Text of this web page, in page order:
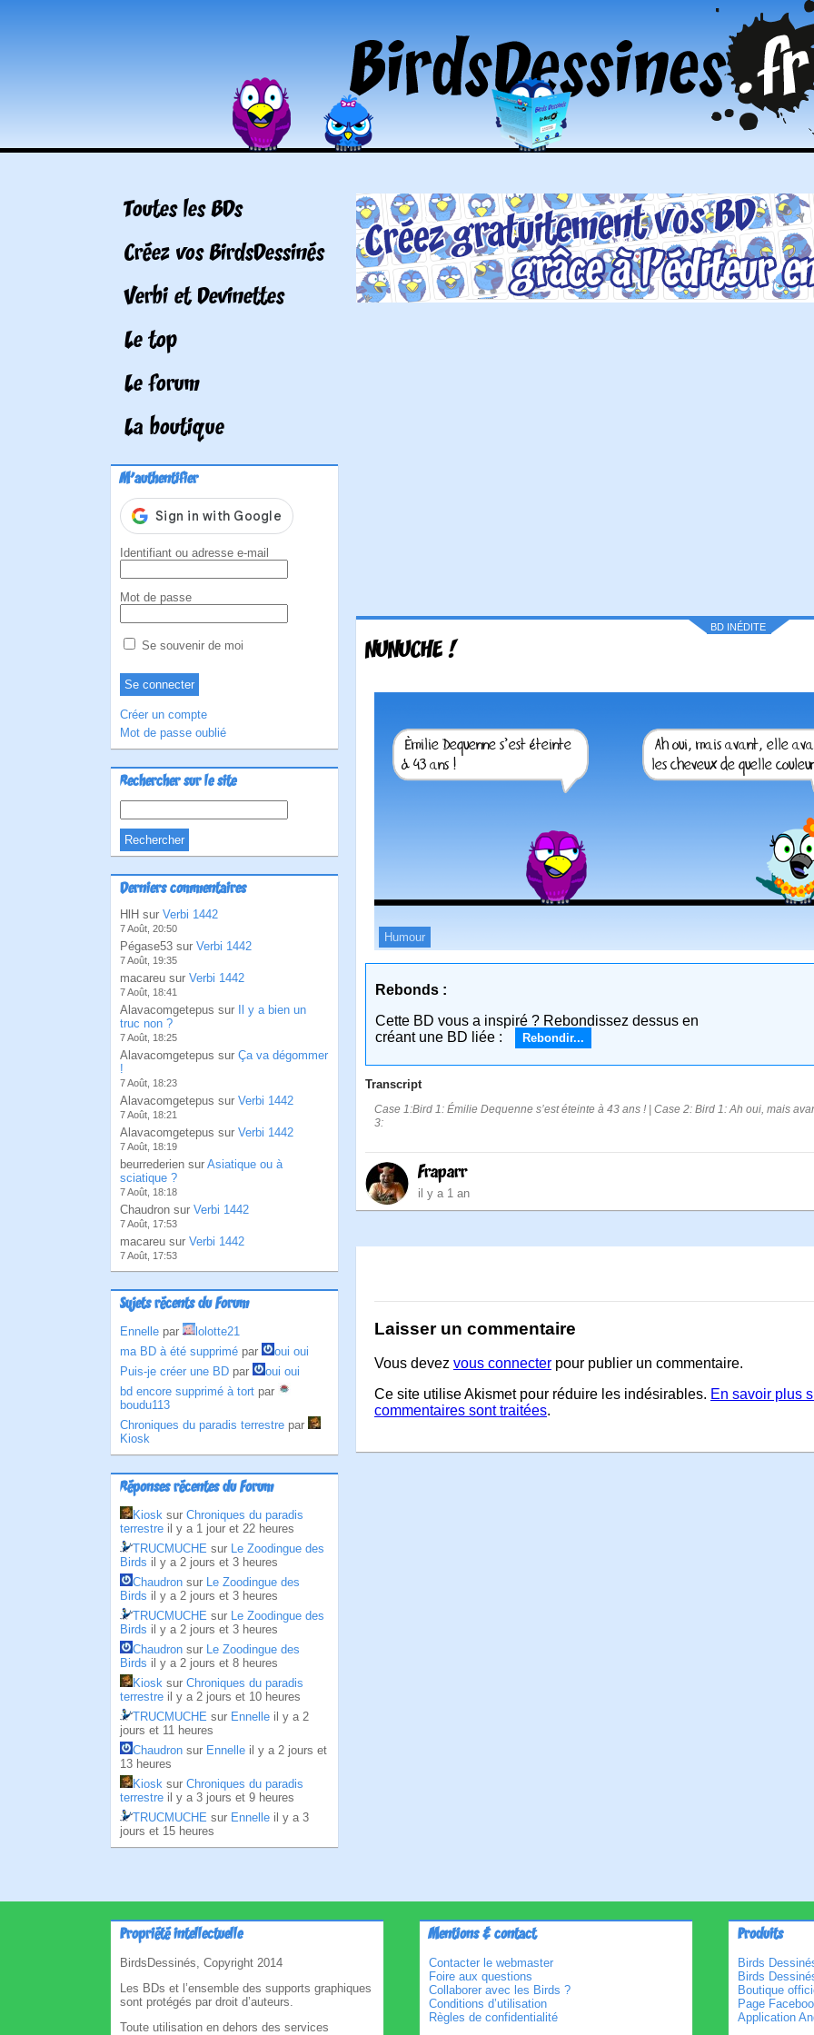
Toutes les BDs
Créez vos BirdsDessinés
Verbi et Devinettes
Le top
Le forum
La boutique
M'authentifier
Identifiant ou adresse e-mail
Mot de passe
Se souvenir de moi
Créer un compte
Mot de passe oublié
Rechercher sur le site
Derniers commentaires
HlH sur Verbi 1442
7 Août, 20:50
Pégase53 sur Verbi 1442
7 Août, 19:35
macareu sur Verbi 1442
7 Août, 18:41
Alavacomgetepus sur
Il y a bien un
truc non ?
7 Août, 18:25
Alavacomgetepus sur Ça va dégommer
!
7 Août, 18:23
Alavacomgetepus sur Verbi 1442
7 Août, 18:21
Alavacomgetepus sur Verbi 1442
7 Août, 18:19
beurrederien sur Asiatique ou à
sciatique ?
7 Août, 18:18
Chaudron sur Verbi 1442
7 Août, 17:53
macareu sur Verbi 1442
7 Août, 17:53
Sujets récents du Forum
Ennelle par
lolotte21
ma BD à été supprimé par
oui oui
Puis-je créer une BD par
oui oui
bd encore supprimé à tort par
boudu113
Chroniques du paradis terrestre par
Kiosk
Réponses récentes du Forum
Kiosk sur Chroniques du paradis
terrestre il y a 1 jour et 22 heures
TRUCMUCHE sur Le Zoodingue des
Birds il y a 2 jours et 3 heures
Chaudron sur Le Zoodingue des
Birds il y a 2 jours et 3 heures
TRUCMUCHE sur Le Zoodingue des
Birds il y a 2 jours et 3 heures
Chaudron sur Le Zoodingue des
Birds il y a 2 jours et 8 heures
Kiosk sur Chroniques du paradis
terrestre il y a 2 jours et 10 heures
TRUCMUCHE sur Ennelle il y a 2
jours et 11 heures
Chaudron sur Ennelle il y a 2 jours et
13 heures
Kiosk sur Chroniques du paradis
terrestre il y a 3 jours et 9 heures
TRUCMUCHE sur Ennelle il y a 3
jours et 15 heures
BD INÉDITE
NUNUCHE !
Humour
Rebonds :
Cette BD vous a inspiré ? Rebondissez dessus en
créant une BD liée :
Rebondir...
Transcript
Case 1:Bird 1: Émilie Dequenne s’est éteinte à 43 ans ! | Case 2: Bird 1: Ah oui, mais
3:
Fraparr
il y a 1 an
Laisser un commentaire
Vous devez vous connecter pour publier un commentaire.
Ce site utilise Akismet pour réduire les indésirables. En savoir plus
commentaires sont traitées.
Propriété intellectuelle
BirdsDessinés, Copyright 2014
Les BDs et l’ensemble des supports graphiques
sont protégés par droit d’auteurs.
Toute utilisation en dehors des services
Mentions & contact
Contacter le webmaster
Foire aux questions
Collaborer avec les Birds ?
Conditions d’utilisation
Règles de confidentialité
Produits
Birds
Birds
Boutique
Page
Application